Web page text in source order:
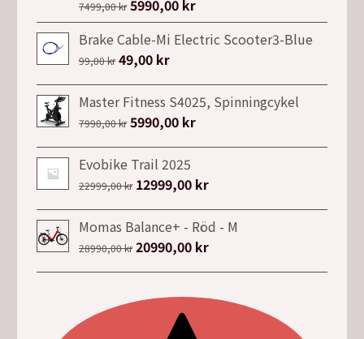
7499,00kr Det
ursprungliga
priset
var:
7499,00 kr.
5990,00 krDet
nuvarande
priset
5990,00 kr.
Brake Cable-Mi Electric Scooter3-Blue
99,00kr Det
ursprungliga
priset
var:
49,00 krDet
nuvarande
priset
är:
Master Fitness S4025, Spinningcykel
7990,00kr Det
ursprungliga
priset
var:
5990,00 krDet
nuvarande
är:
Evobike Trail 2025
22999,00kr Det
ursprungliga
priset
var:
12999,00 krDet
nuvarande
priset
är:
Momas Balance+ - Röd - M
28990,00kr Det
ursprungliga
var:
28990,00 kr.
20990,00 krDet
nuvarande
är:
20990,00 kr.